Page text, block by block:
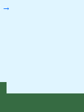
→